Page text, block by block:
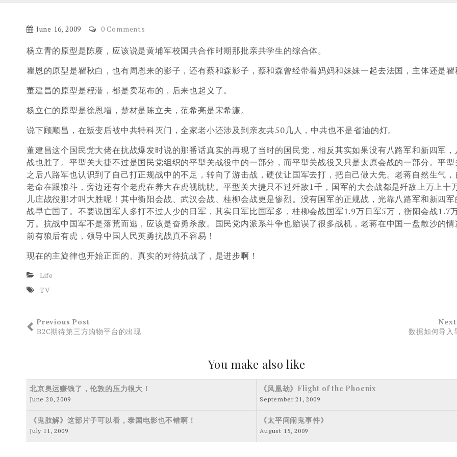
June 16, 2009 0 Comments
杨立青的原型是陈赓，应该说是黄埔军校国共合作时期那批亲共学生的综合体。
瞿恩的原型是瞿秋白，也有周恩来的影子，还有蔡和森影子，蔡和森曾经带着妈妈和妹妹一起去法国，主体还是
董建昌的原型是程潜，都是卖花布的，后来也起义了。
杨立仁的原型是徐恩增，楚材是陈立夫，范希亮是宋希濂。
说下顾顺昌，在叛变后被中共特科灭门，全家老小还涉及到亲友共50几人，中共也不是省油的灯。
董建昌这个国民党大佬在抗战爆发时说的那番话真实的再现了当时的国民党，相反其实如果没有八路军和新四军
战也胜了。平型关大捷不过是国民党组织的平型关战役中的一部分，而平型关战役又只是太原会战的一部分。平
之后八路军也认识到了自己打正规战中的不足，转向了游击战，硬仗让国军去打，把自己做大先。老蒋自然生气
老命在跟狼斗，旁边还有个老虎在养大在虎视眈眈。平型关大捷只不过歼敌1千，国军的大会战都是歼敌上万上十
儿庄战役那才叫大胜呢！其中衡阳会战、武汉会战、桂柳会战更是惨烈。没有国军的正规战，光靠八路军和新四
战早亡国了。不要说国军人多打不过人少的日军，其实日军比国军多，桂柳会战国军1.9万日军5万，衡阳会战1.7
万。抗战中国军不是落荒而逃，应该是奋勇杀敌。国民党内派系斗争也贻误了很多战机，老蒋在中国一盘散沙的
前有狼后有虎，领导中国人民英勇抗战真不容易！
现在的主旋律也开始正面的、真实的对待抗战了，是进步啊！
Life
TV
Previous Post
B2C期待第三方购物平台的出现
数据如何导入
You make also like
北京奥运赚钱了，伦敦的压力很大！
June 20, 2009
《凤凰劫》Flight of the Phoenix
September 21, 2009
《鬼肢解》这部片子可以看，泰国电影也不错啊！
July 11, 2009
《太平间闹鬼事件》
August 15, 2009